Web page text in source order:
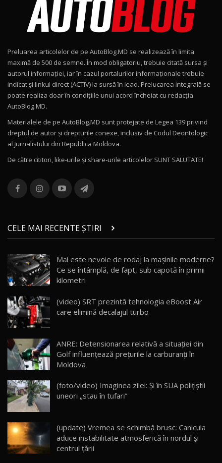
Noul Geely EX2 / Test Drive AutoBlog.MD
15:22
Mercedes-AMG E 53 HYBRID 4MATIC+ / Test
Drive AutoBlog.MD
16:27
11
Noul Volvo ES90 / Test Drive AutoBlog.MD
12
Noul MG HS / Test Drive AutoBlog.MD
16:48
13
combină aventura cu luxul / AutoBlog.MD
36:08
chinez care face lumea să se întoarcă după el
/ AutoBlog.MD
17:27
15 14:37
16
AutoBlogMD
13:10
17 20:06
Va fi modelul nr.1 BYD în Moldova? BYD Seal U
30:08
AutoBlog.MD
23:36
20
Noul ZEEKR 7X / Test Drive AutoBlog.MD
29:08
Preluarea articolelor de pe AutoBlog.MD se realizează în limita
maximă de 500 de semne. În mod obligatoriu, trebuie citată sursa și
autorul informației, iar în cazul portalurilor informaționale trebuie
indicat și linkul direct (ACTIV) la sursă în lead. Prelucarea integrală se
poate realiza doar în condițiile unui acord încheiat cu redacţia
AutoBlog.MD.
Materialele de pe AutoBlog.MD sunt protejate de Legea 139 privind
dreptul de autor și drepturile conexe, inclusiv de Codul Deontologic
al Jurnalistului din Republica Moldova.
De către cititori, like-urile şi share-urile articolelor SUNT SALUTATE!
CELE MAI RECENTE ȘTIRI
Mai este nevoie de rodaj la mașinile moderne?
Ce se întâmplă, de fapt, sub capotă în primii
kilometri
(video) SRT prezintă tehnologia eBoost Air
care elimină decalajul turbo
ANRE: Detensionarea relativă a situației din
Golf influențează prețurile la carburanți în
Moldova
(foto/video) Imaginea zilei: Și în SUA polițiștii
uneori „stau în tufari”
(update) Vremea se schimbă brusc: Canicula
aduce instabilitate atmosferică în nordul și
centrul țării